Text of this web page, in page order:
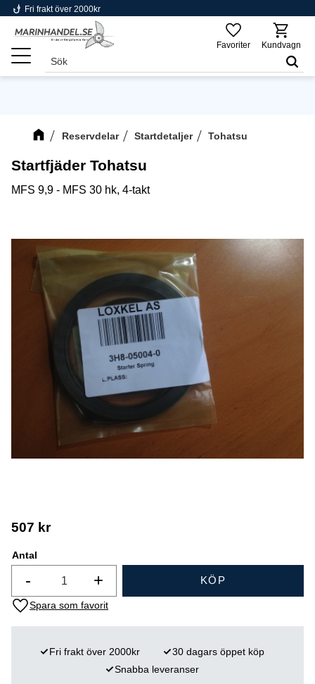
Meny
phishing Fri frakt över 2000kr
Favoriter Kundvagn
Reservdelar Startdetaljer Tohatsu
Startfjäder Tohatsu
MFS 9,9 - MFS 30 hk, 4-takt
507 kr
Antal
+
- KÖP
Lägg till i favoriter
Fri frakt över 2000kr
30 dagars öppet köp
Snabba leveranser